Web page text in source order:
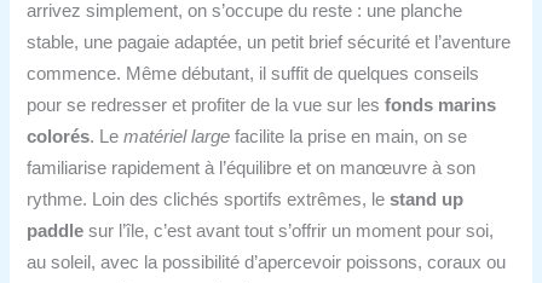
arrivez simplement, on s’occupe du reste : une planche
stable, une pagaie adaptée, un petit brief sécurité et l’aventure
commence. Même débutant, il suffit de quelques conseils
pour se redresser et profiter de la vue sur lesfonds marins
colorés. Lematériel large facilite la prise en main, on se
familiarise rapidement à l’équilibre et on manœuvre à son
rythme. Loin des clichés sportifs extrêmes, lestand up
paddle sur l’île, c’est avant tout s’offrir un moment pour soi,
au soleil, avec la possibilité d’apercevoir poissons, coraux ou